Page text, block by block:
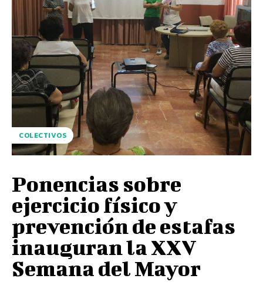
COLECTIVOS
Ponencias sobre
ejercicio físico y
prevención de estafas
inauguran la XXV
Semana del Mayor